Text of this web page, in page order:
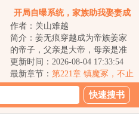
了
开局自曝系统，家族助我娶妻成
仙！
作者：关山难越
简介：姜无痕穿越成为帝族姜家
的帝子，父亲是大帝，母亲是准
帝巅峰！&lt;br/&gt;本以为要在异
世界开后宫...
更新时间：2026-08-04 17:33:54
最新章节： 第221章 镇魔冢，不止
一尊帝躯！